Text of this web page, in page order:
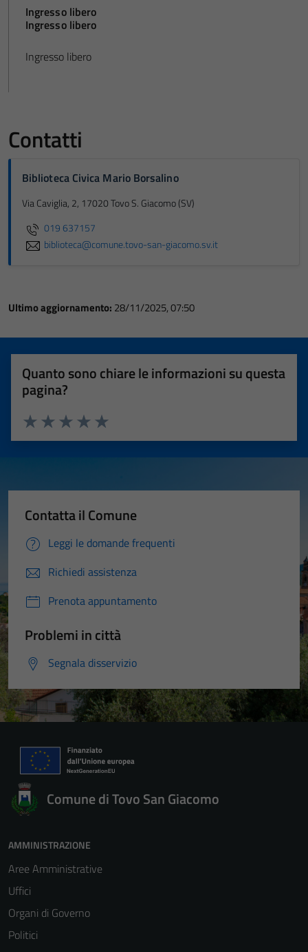
Ingresso libero
Ingresso libero
Ingresso libero
Contatti
Biblioteca Civica Mario Borsalino
Via Caviglia, 2, 17020 Tovo S. Giacomo (SV)
019 637157
biblioteca@comune.tovo-san-giacomo.sv.it
Ultimo aggiornamento: 28/11/2025, 07:50
Quanto sono chiare le informazioni su questa
pagina?
Valuta 5 stelle su 5
Valuta 4 stelle su 5
Valuta 3 stelle su 5
Valuta 2 stelle su 5
Valuta 1 stelle su 5
Contatta il Comune
Leggi le domande frequenti
Richiedi assistenza
Prenota appuntamento
Problemi in città
Segnala disservizio
Comune di Tovo San Giacomo
AMMINISTRAZIONE
Aree Amministrative
Uffici
Organi di Governo
Politici